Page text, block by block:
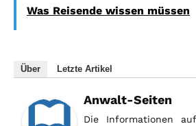
Was Reisende wissen müssen
Über Letzte Artikel
Anwalt-Seiten
Die Informationen